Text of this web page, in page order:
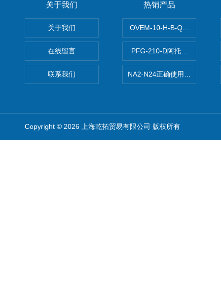
关于我们
关于我们
在线留言
联系我们
热销产品
OVEM-10-H-B-QO-CE-N-2P
PFG-210-D阿托斯ATOS电
NA2-N24正确使用松下安全光
Copyright © 2026 上海乾拓贸易有限公司 版权所有